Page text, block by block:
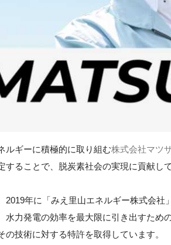
ルギーに積極的に取り組む株式会社マツ
することで、脱炭素社会の実現に貢献して
2019年に「みえ里山エネルギー株式会
水力発電の効率を最大限に引き出すた
の技術に対する特許を取得しています。